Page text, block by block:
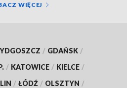
WIĘCEJ
/ GDAŃSK /
/ KATOWICE / KIELCE /
/ ŁÓDŹ / OLSZTYN /